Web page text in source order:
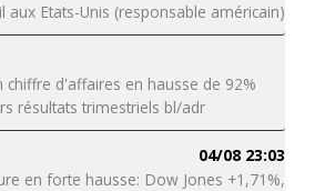
aux Etats-Unis (responsable américain)
chiffre d'affaires en hausse de 92%
résultats trimestriels bl/adr
04/08 23:03
en forte hausse: Dow Jones +1,71%,